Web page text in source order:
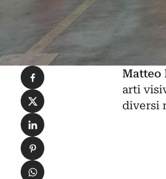
Matteo
arti
diversi
Condividi su Facebook
Condividi su X
Condividi su LinkedIn
Condividi su Pinterest
Condividi su WhatsApp